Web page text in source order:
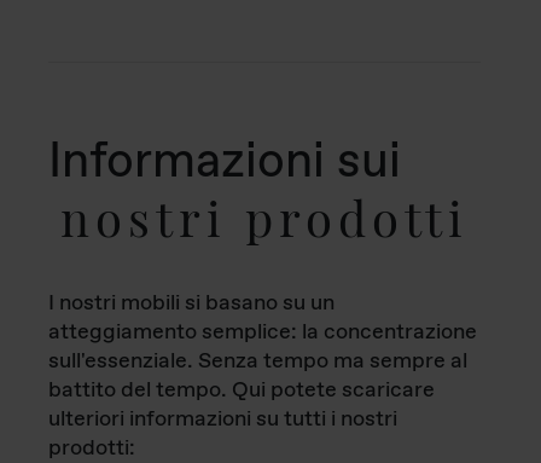
Informazioni sui
nostri prodotti
I nostri mobili si basano su un
atteggiamento semplice: la concentrazione
sull'essenziale. Senza tempo ma sempre al
battito del tempo. Qui potete scaricare
ulteriori informazioni su tutti i nostri
prodotti: